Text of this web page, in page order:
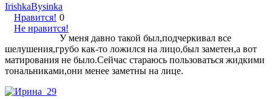
IrishkaBysinka
Нравится!
Не нравится!
0
У меня давно такой был,подчеркивал все
шелушения,грубо как-то ложился на лицо,был заметен,а вот
матирования не было.Сейчас стараюсь пользоваться жидкими
тональниками,они менее заметны на лице.